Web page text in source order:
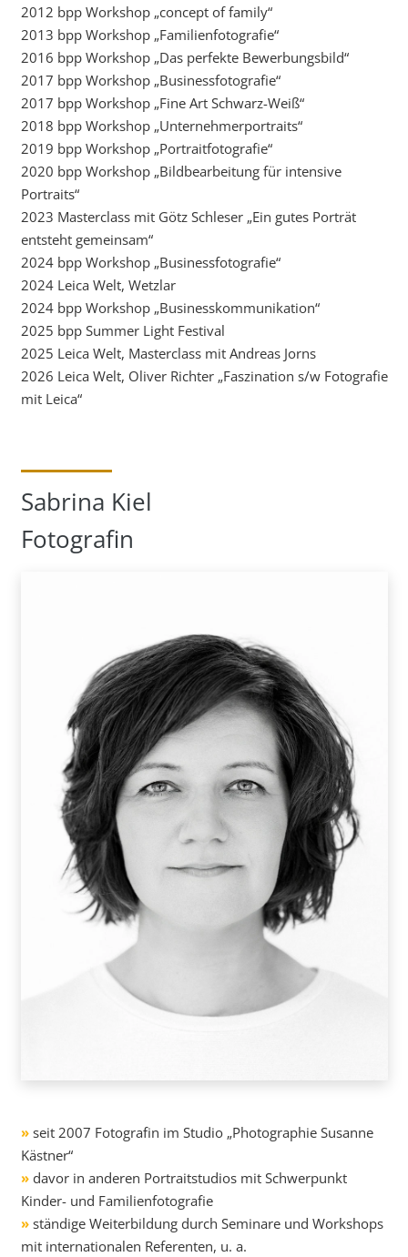
2012 bpp Workshop „concept of family“
2013 bpp Workshop „Familienfotografie“
2016 bpp Workshop „Das perfekte Bewerbungsbild“
2017 bpp Workshop „Businessfotografie“
2017 bpp Workshop „Fine Art Schwarz-Weiß“
2018 bpp Workshop „Unternehmerportraits“
2019 bpp Workshop „Portraitfotografie“
2020 bpp Workshop „Bildbearbeitung für intensive
Portraits“
2023 Masterclass mit Götz Schleser „Ein gutes Porträt
entsteht gemeinsam“
2024 bpp Workshop „Businessfotografie“
2024 Leica Welt, Wetzlar
2024 bpp Workshop „Businesskommunikation“
2025 bpp Summer Light Festival
2025 Leica Welt, Masterclass mit Andreas Jorns
2026 Leica Welt, Oliver Richter „Faszination s/w Fotografie
mit Leica“
Sabrina Kiel
Fotografin
»seit 2007 Fotografin im Studio „Photographie Susanne
Kästner“
»davor in anderen Portraitstudios mit Schwerpunkt
Kinder- und Familienfotografie
»ständige Weiterbildung durch Seminare und Workshops
mit internationalen Referenten, u. a.